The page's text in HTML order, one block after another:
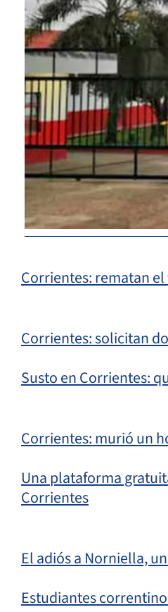
Corrientes: rematan
Corrientes: solicitan
Susto en Corrientes:
Corrientes: murió un
Una plataforma
Corrientes
El adiós a Norniella,
Estudiantes